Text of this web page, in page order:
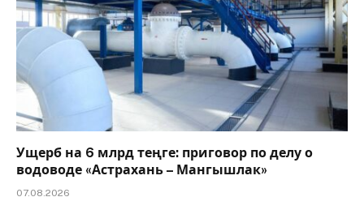
Ущерб на 6 млрд теңге: приговор по делу о
водоводе «Астрахань – Мангышлак»
07.08.2026